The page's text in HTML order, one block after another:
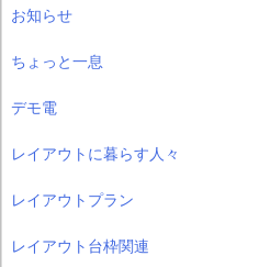
お知らせ
ちょっと一息
デモ電
レイアウトに暮らす人々
レイアウトプラン
レイアウト台枠関連